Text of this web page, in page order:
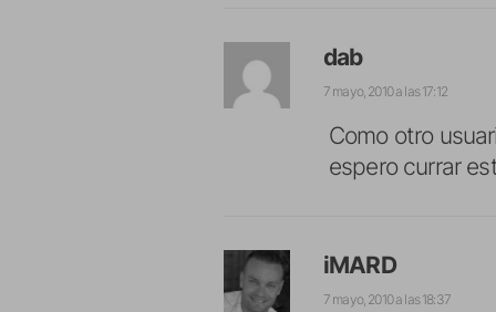
dab
7 mayo, 2010 a las 17:12
Como otro
espero currar
iMARD
7 mayo, 2010 a las 18:37